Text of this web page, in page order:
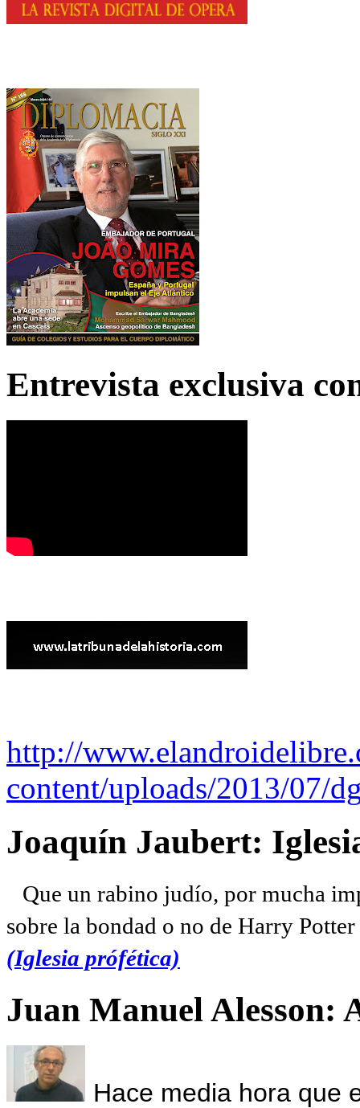
Entrevista exclusiva
http://
content/uploads/2013/07/
Joaquín Jaubert:
Que un rabino judío, por mucha
sobre la bondad o no de Harry
(Iglesia prófética)
Juan Manuel Alesson:
Hace media hora que